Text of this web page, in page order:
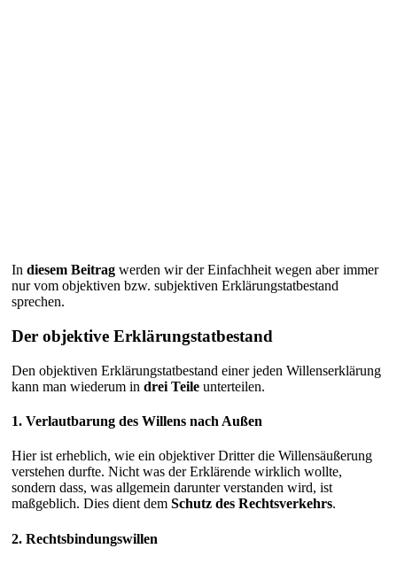
In diesem Beitrag werden wir der Einfachheit wegen aber immer
nur vom objektiven bzw. subjektiven Erklärungstatbestand
sprechen.
Der objektive Erklärungstatbestand
Den objektiven Erklärungstatbestand einer jeden Willenserklärung
kann man wiederum in drei Teile unterteilen.
1. Verlautbarung des Willens nach Außen
Hier ist erheblich, wie ein objektiver Dritter die Willensäußerung
verstehen durfte. Nicht was der Erklärende wirklich wollte,
sondern dass, was allgemein darunter verstanden wird, ist
maßgeblich. Dies dient dem Schutz des Rechtsverkehrs.
2. Rechtsbindungswillen